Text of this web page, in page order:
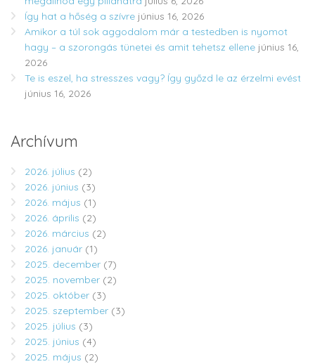
Így hat a hőség a szívre június 16, 2026
Amikor a túl sok aggodalom már a testedben is nyomot
hagy – a szorongás tünetei és amit tehetsz ellene június 16,
2026
Te is eszel, ha stresszes vagy? Így győzd le az érzelmi evést
június 16, 2026
Archívum
2026. július (2)
2026. június (3)
2026. május (1)
2026. április (2)
2026. március (2)
2026. január (1)
2025. december (7)
2025. november (2)
2025. október (3)
2025. szeptember (3)
2025. július (3)
2025. június (4)
2025. május (2)